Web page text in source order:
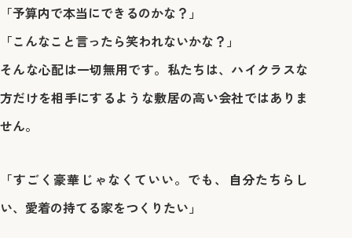
「予算内で本当にできるのかな？」
「こんなこと言ったら笑われないかな？」
そんな心配は一切無用です。私たちは、ハイクラスな
方だけを相手にするような敷居の高い会社ではありま
せん。
「すごく豪華じゃなくていい。でも、自分たちらし
い、愛着の持てる家をつくりたい」